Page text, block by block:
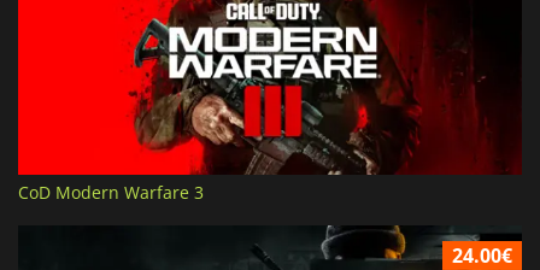
CoD Modern Warfare 3
24.00€